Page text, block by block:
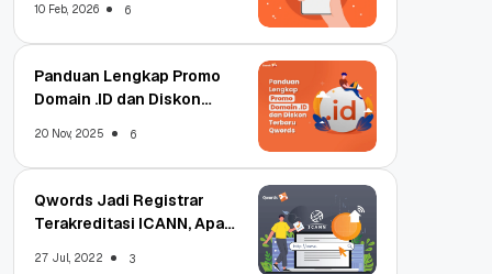
10 Feb, 2026 6
Panduan Lengkap Promo
Domain .ID dan Diskon
20 Nov, 2025 6
Qwords Jadi Registrar
Terakreditasi ICANN, Apa
27 Jul, 2022 3